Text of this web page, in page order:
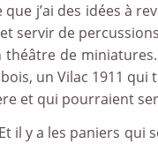
que j’ai des idées à
servir de
théâtre de
un Vilac 1911
et qui pourraient
il y a les paniers